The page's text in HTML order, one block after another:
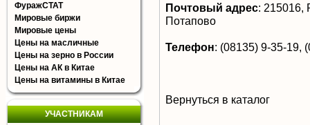
ФуражСТАТ
Мировые биржи
Мировые цены
Цены на масличные
Цены на зерно в России
Цены на АК в Китае
Цены на витамины в Китае
УЧАСТНИКАМ
Почтовый адрес: 215016,
Потапово
Телефон: (08135) 9-35-19,
Вернуться в каталог